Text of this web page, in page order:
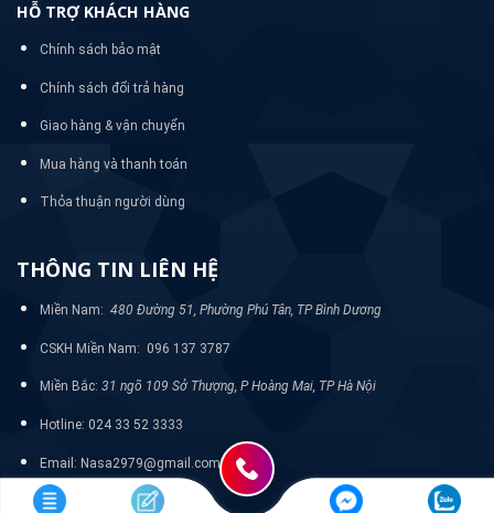
HỖ TRỢ KHÁCH HÀNG
Chính sách bảo mật
Chính sách đổi trả hàng
Giao hàng & vận chuyển
Mua hàng và thanh toán
Thỏa thuận người dùng
THÔNG TIN LIÊN HỆ
Miền Nam: 480 Đường 51, Phường Phú Tân, TP Bình Dương
CSKH Miền Nam: 096 137 3787
Miền Bắc: 31 ngõ 109 Sở Thượng, P Hoàng Mai, TP Hà Nội
Hotline: 024 33 52 3333
Email: Nasa2979@gmail.com